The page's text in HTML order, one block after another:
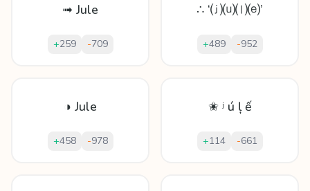
➟ Jule
+259 -709
∴ ‘⒥⒰⒧⒠’
+489 -952
◑ Jule
+458 -978
✬ ʲ ú ļ ế
+114 -661